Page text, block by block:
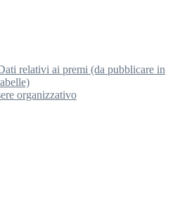
relativi ai premi (da pubblicare in
organizzativo